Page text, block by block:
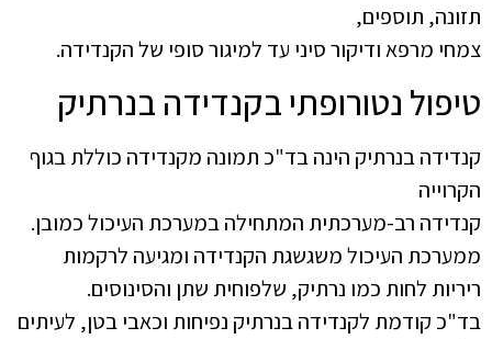
תזונה, תוספים,
צמחי מרפא ודיקור סיני עד למיגור סופי של הקנדידה.
טיפול נטורופתי בקנדידה בנרתיק
קנדידה בנרתיק הינה בד"כ תמונה מקנדידה כוללת בגוף
הקרוייה
קנדידה רב-מערכתית המתחילה במערכת העיכול כמובן.
ממערכת העיכול משגשגת הקנדידה ומגיעה לרקמות
ריריות לחות כמו נרתיק, שלפוחית שתן והסינוסים.
בד"כ קודמת לקנדידה בנרתיק נפיחות וכאבי בטן, לעיתים